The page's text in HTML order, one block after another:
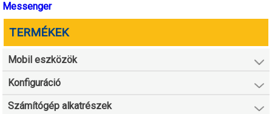
Messenger
TERMÉKEK
Mobil eszközök
Konfiguráció
Számítógép alkatrészek